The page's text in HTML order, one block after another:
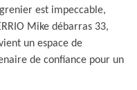
est impeccable,
Mike débarras 33,
un espace de
de confiance pour un